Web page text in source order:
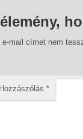
e-mail címet nem
Hozzászólás *